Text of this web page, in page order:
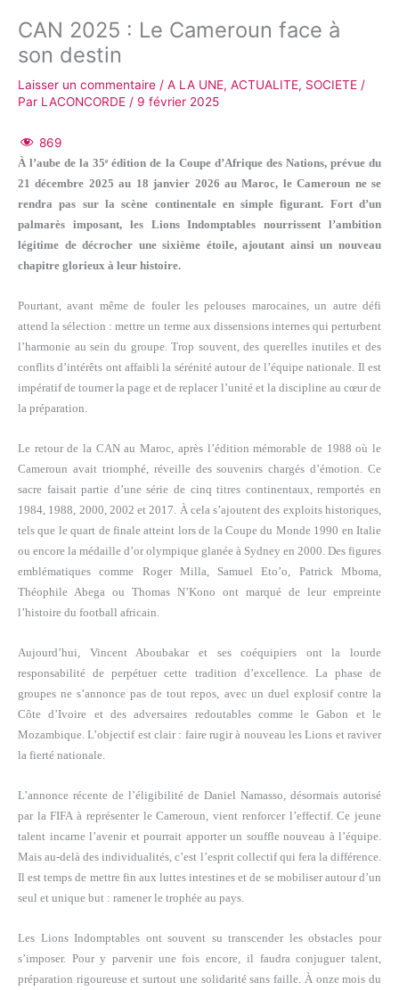
CAN 2025 : Le Cameroun face à
son destin
Laisser un commentaire / A LA UNE, ACTUALITE, SOCIETE /
Par LACONCORDE / 9 février 2025
869
À l’aube de la 35ᵉ édition de la Coupe d’Afrique des Nations, prévue du
21 décembre 2025 au 18 janvier 2026 au Maroc, le Cameroun ne se
rendra pas sur la scène continentale en simple figurant. Fort d’un
palmarès imposant, les Lions Indomptables nourrissent l’ambition
légitime de décrocher une sixième étoile, ajoutant ainsi un nouveau
chapitre glorieux à leur histoire.
Pourtant, avant même de fouler les pelouses marocaines, un autre défi
attend la sélection : mettre un terme aux dissensions internes qui perturbent
l’harmonie au sein du groupe. Trop souvent, des querelles inutiles et des
conflits d’intérêts ont affaibli la sérénité autour de l’équipe nationale. Il est
impératif de tourner la page et de replacer l’unité et la discipline au cœur de
la préparation.
Le retour de la CAN au Maroc, après l’édition mémorable de 1988 où le
Cameroun avait triomphé, réveille des souvenirs chargés d’émotion. Ce
sacre faisait partie d’une série de cinq titres continentaux, remportés en
1984, 1988, 2000, 2002 et 2017. À cela s’ajoutent des exploits historiques,
tels que le quart de finale atteint lors de la Coupe du Monde 1990 en Italie
ou encore la médaille d’or olympique glanée à Sydney en 2000. Des figures
emblématiques comme Roger Milla, Samuel Eto’o, Patrick Mboma,
Théophile Abega ou Thomas N’Kono ont marqué de leur empreinte
l’histoire du football africain.
Aujourd’hui, Vincent Aboubakar et ses coéquipiers ont la lourde
responsabilité de perpétuer cette tradition d’excellence. La phase de
groupes ne s’annonce pas de tout repos, avec un duel explosif contre la
Côte d’Ivoire et des adversaires redoutables comme le Gabon et le
Mozambique. L’objectif est clair : faire rugir à nouveau les Lions et raviver
la fierté nationale.
L’annonce récente de l’éligibilité de Daniel Namasso, désormais autorisé
par la FIFA à représenter le Cameroun, vient renforcer l’effectif. Ce jeune
talent incarne l’avenir et pourrait apporter un souffle nouveau à l’équipe.
Mais au-delà des individualités, c’est l’esprit collectif qui fera la différence.
Il est temps de mettre fin aux luttes intestines et de se mobiliser autour d’un
seul et unique but : ramener le trophée au pays.
Les Lions Indomptables ont souvent su transcender les obstacles pour
s’imposer. Pour y parvenir une fois encore, il faudra conjuguer talent,
préparation rigoureuse et surtout une solidarité sans faille. À onze mois du